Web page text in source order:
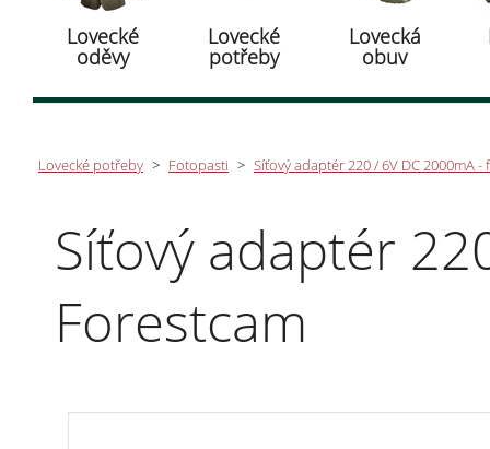
Lovecké
oděvy
Lovecké
potřeby
Lovecká
obuv
Lovecké potřeby > Fotopasti > Síťový adaptér 220 / 6V DC 2000mA
Síťový adaptér
Forestcam